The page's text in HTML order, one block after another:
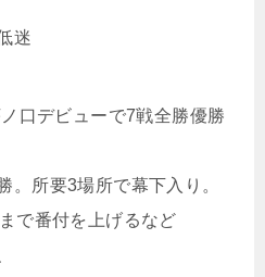
迷
口デビューで7戦全勝優勝
。所要3場所で幕下入り。
で番付を上げるなど